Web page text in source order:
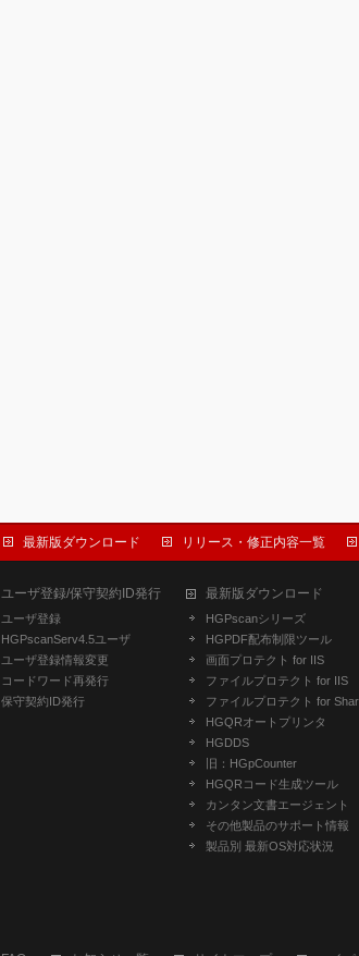
最新版ダウンロード リリース・修正内容一覧
ユーザ登録/保守契約ID発行
ユーザ登録
HGPscanServ4.5ユーザ
ユーザ登録情報変更
コードワード再発行
保守契約ID発行
最新版ダウンロード
HGPscanシリーズ
HGPDF配布制限ツール
画面プロテクト for IIS
ファイルプロテクト for IIS
ファイルプロテクト for
HGQRオートプリンタ
HGDDS
旧：HGpCounter
HGQRコード生成ツール
カンタン文書エージェント
その他製品のサポート情報
製品別 最新OS対応状況